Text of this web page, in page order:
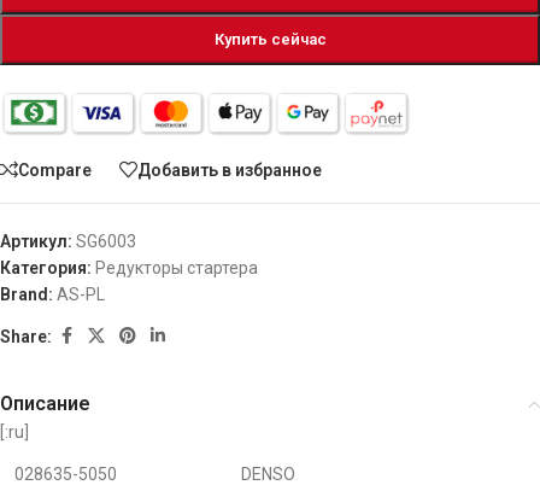
Купить сейчас
Compare Добавить в избранное
Артикул: SG6003
Категория: Редукторы стартера
Brand: AS-PL
Share:
Описание
[:ru]
028635-5050 DENSO